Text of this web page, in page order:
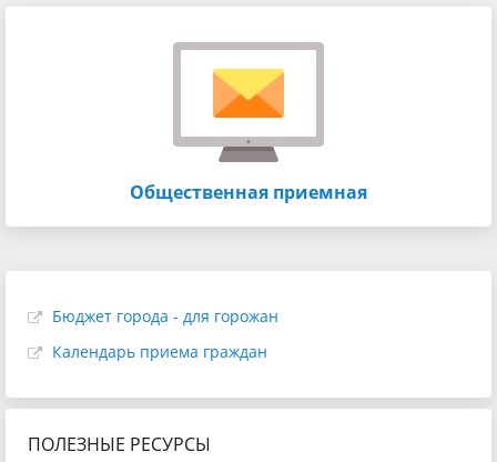
Общественная приемная
Бюджет города - для горожан
Календарь приема граждан
ПОЛЕЗНЫЕ РЕСУРСЫ